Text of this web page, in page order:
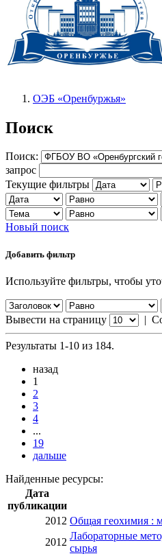
ОЭБ «Оренбуржья»
Поиск
Поиск:
запрос
Текущие фильтры
Новый поиск
Добавить фильтр
Используйте фильтры, чтобы
Вывести на страницу |
Результаты 1-10 из 184.
назад
1
2
3
4
...
19
дальше
Найденные ресурсы:
Дата
публикации
2012 Общая геохимия :
2012
Лабораторные
сырья